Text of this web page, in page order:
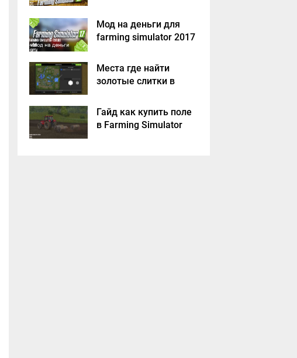
Мод на деньги для
farming simulator 2017
Места где найти
золотые слитки в
2017?
Гайд как купить поле
в Farming Simulator